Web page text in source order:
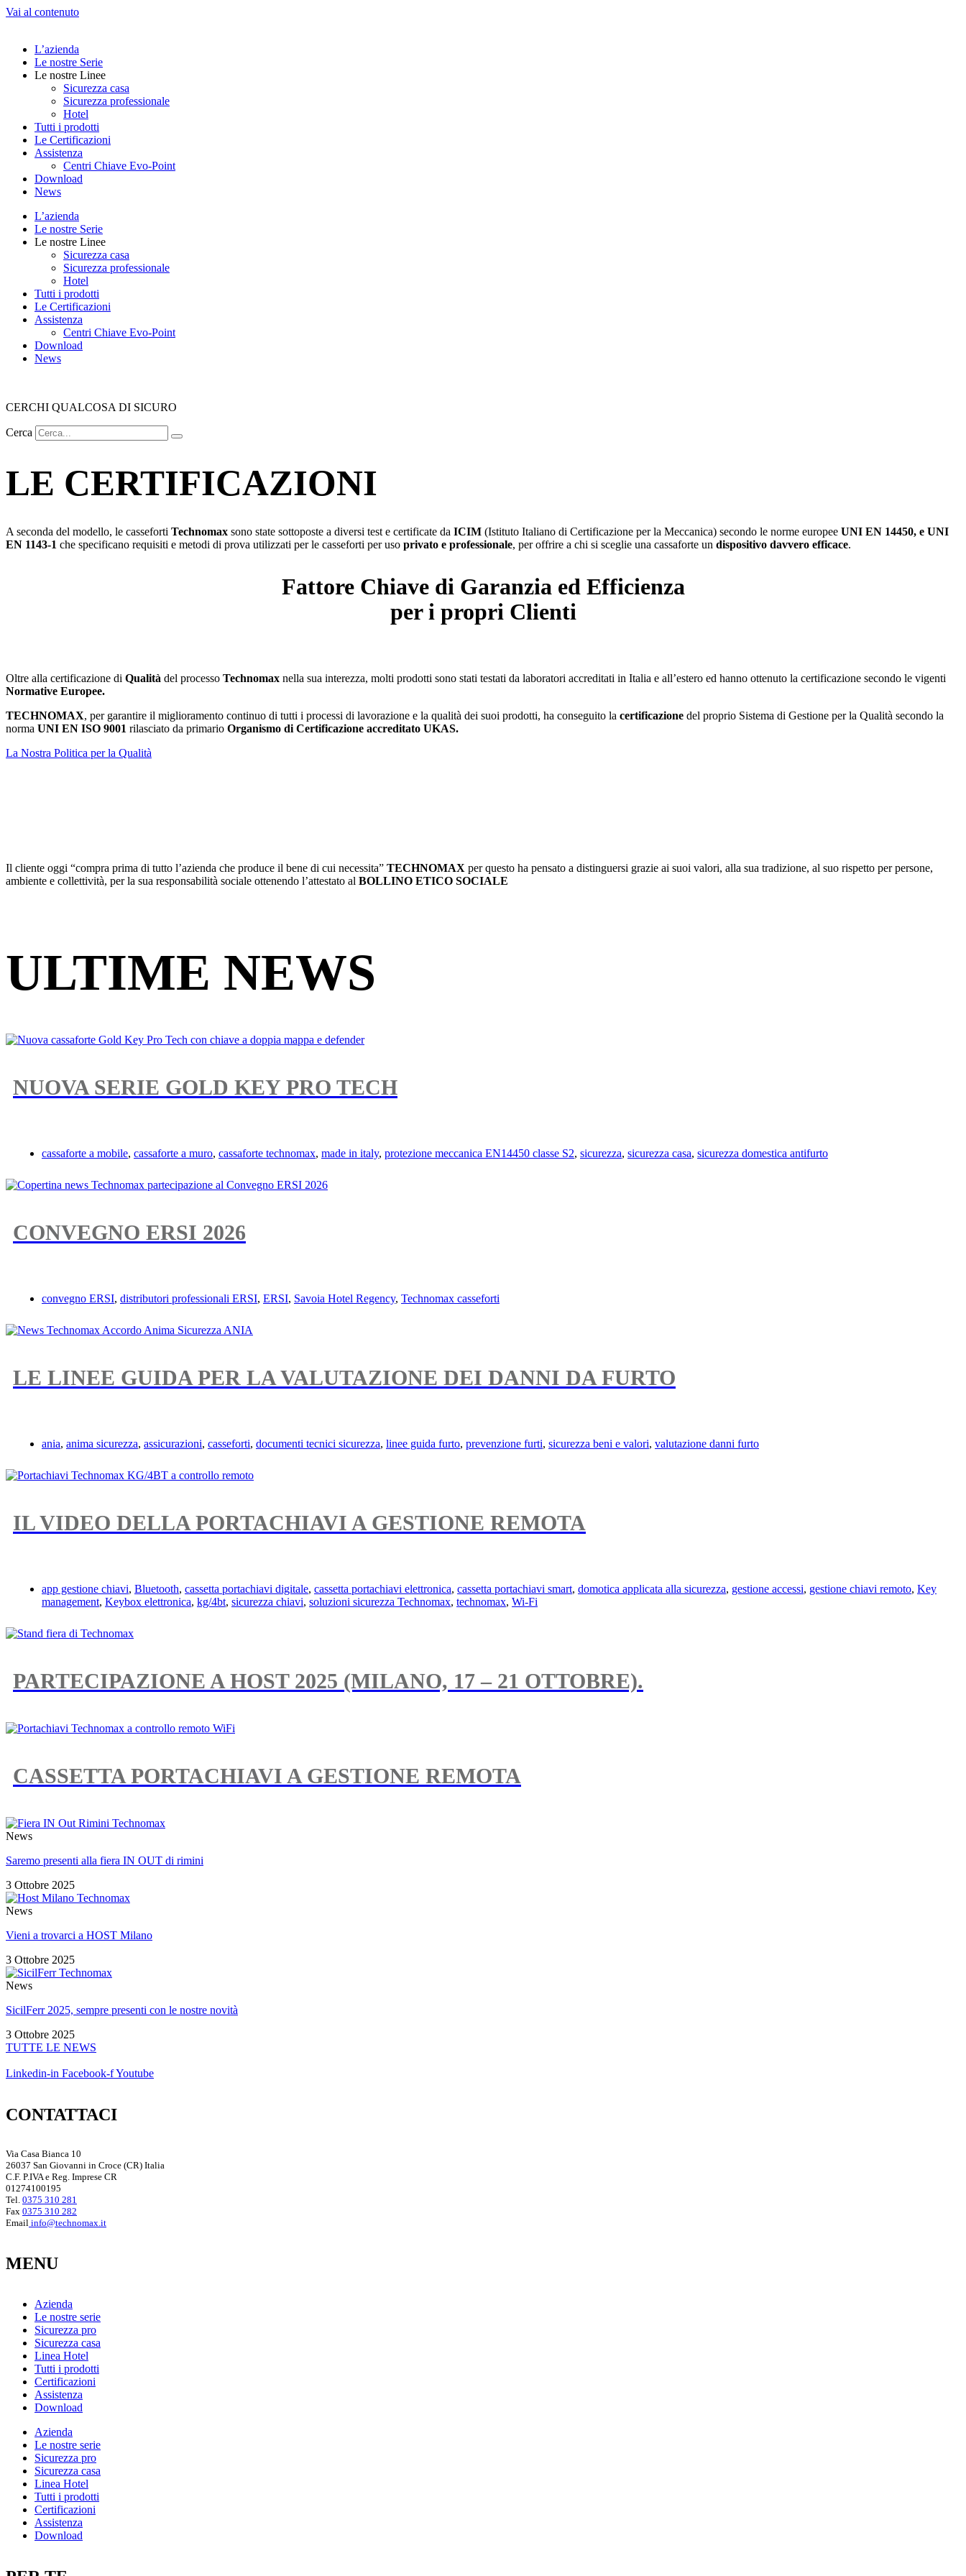
Vai al contenuto
L’azienda
Le nostre Serie
Le nostre Linee
Sicurezza casa
Sicurezza professionale
Hotel
Tutti i prodotti
Le Certificazioni
Assistenza
Centri Chiave Evo-Point
Download
News
L’azienda
Le nostre Serie
Le nostre Linee
Sicurezza casa
Sicurezza professionale
Hotel
Tutti i prodotti
Le Certificazioni
Assistenza
Centri Chiave Evo-Point
Download
News
CERCHI QUALCOSA DI SICURO
Cerca
LE CERTIFICAZIONI
A seconda del modello, le casseforti Technomax sono state sottoposte a diversi test e certificate da ICIM (Istituto Italiano di Certificazione per la Meccanica) secondo le norme europee UNI EN 14450, e UNI
EN 1143-1 che specificano requisiti e metodi di prova utilizzati per le casseforti per uso privato e professionale, per offrire a chi si sceglie una cassaforte un dispositivo davvero efficace.
Fattore Chiave di Garanzia ed Efficienza
per i propri Clienti
Oltre alla certificazione di Qualità del processo Technomax nella sua interezza, molti prodotti sono stati testati da laboratori accreditati in Italia e all’estero ed hanno ottenuto la certificazione secondo le vigenti
Normative Europee.
TECHNOMAX, per garantire il miglioramento continuo di tutti i processi di lavorazione e la qualità dei suoi prodotti, ha conseguito la certificazione del proprio Sistema di Gestione per la Qualità secondo la
norma UNI EN ISO 9001 rilasciato da primario Organismo di Certificazione accreditato UKAS.
La Nostra Politica per la Qualità
Il cliente oggi “compra prima di tutto l’azienda che produce il bene di cui necessita” TECHNOMAX per questo ha pensato a distinguersi grazie ai suoi valori, alla sua tradizione, al suo rispetto per persone,
ambiente e collettività, per la sua responsabilità sociale ottenendo l’attestato al BOLLINO ETICO SOCIALE
ULTIME NEWS
NUOVA SERIE GOLD KEY PRO TECH
cassaforte a mobile, cassaforte a muro, cassaforte technomax, made in italy, protezione meccanica EN14450 classe S2, sicurezza, sicurezza casa, sicurezza domestica antifurto
CONVEGNO ERSI 2026
convegno ERSI, distributori professionali ERSI, ERSI, Savoia Hotel Regency, Technomax casseforti
LE LINEE GUIDA PER LA VALUTAZIONE DEI DANNI DA FURTO
ania, anima sicurezza, assicurazioni, casseforti, documenti tecnici sicurezza, linee guida furto, prevenzione furti, sicurezza beni e valori, valutazione danni furto
IL VIDEO DELLA PORTACHIAVI A GESTIONE REMOTA
app gestione chiavi, Bluetooth, cassetta portachiavi digitale, cassetta portachiavi elettronica, cassetta portachiavi smart, domotica applicata alla sicurezza, gestione accessi, gestione chiavi remoto, Key
management, Keybox elettronica, kg/4bt, sicurezza chiavi, soluzioni sicurezza Technomax, technomax, Wi-Fi
PARTECIPAZIONE A HOST 2025 (MILANO, 17 – 21 OTTOBRE).
CASSETTA PORTACHIAVI A GESTIONE REMOTA
News
Saremo presenti alla fiera IN OUT di rimini
3 Ottobre 2025
News
Vieni a trovarci a HOST Milano
3 Ottobre 2025
News
SicilFerr 2025, sempre presenti con le nostre novità
3 Ottobre 2025
TUTTE LE NEWS
Linkedin-in Facebook-fYoutube
CONTATTACI
Via Casa Bianca 10
26037 San Giovanni in Croce (CR) Italia
C.F. P.IVA e Reg. Imprese CR
01274100195
Tel. 0375 310 281
Fax 0375 310 282
Email info@technomax.it
MENU
Azienda
Le nostre serie
Sicurezza pro
Sicurezza casa
Linea Hotel
Tutti i prodotti
Certificazioni
Assistenza
Download
Azienda
Le nostre serie
Sicurezza pro
Sicurezza casa
Linea Hotel
Tutti i prodotti
Certificazioni
Assistenza
Download